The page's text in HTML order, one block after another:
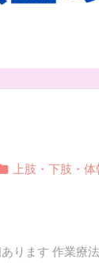
上肢・下肢・体
ります 作業療